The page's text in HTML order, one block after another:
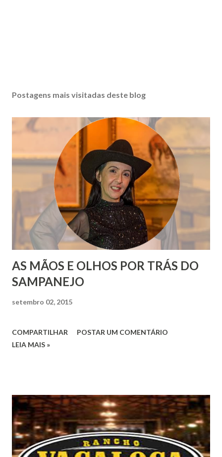
Postagens mais visitadas deste blog
AS MÃOS E OLHOS POR TRÁS DO
SAMPANEJO
setembro 02, 2015
COMPARTILHAR
POSTAR UM COMENTÁRIO
LEIA MAIS »